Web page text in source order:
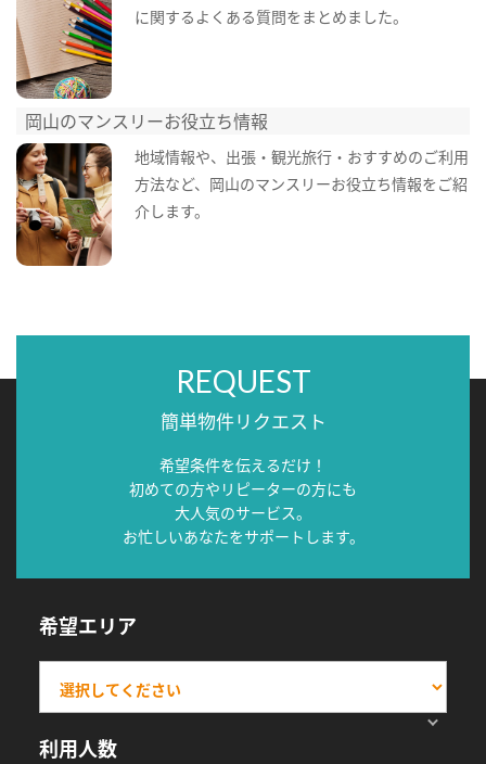
に関するよくある質問をまとめました。
岡山のマンスリーお役立ち情報
地域情報や、出張・観光旅行・おすすめのご利用
方法など、岡山のマンスリーお役立ち情報をご紹
介します。
REQUEST
簡単物件リクエスト
希望条件を伝えるだけ！
初めての方やリピーターの方にも
大人気のサービス。
お忙しいあなたをサポートします。
希望エリア
利用人数